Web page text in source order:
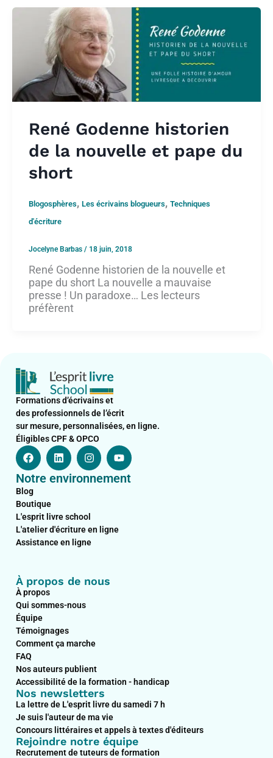
René Godenne historien
de la nouvelle et pape du
short
Blogosphères, Les écrivains blogueurs, Techniques
d'écriture
Jocelyne Barbas / 18 juin, 2018
René Godenne historien de la nouvelle et
pape du short La nouvelle a mauvaise
presse ! Un paradoxe… Les lecteurs
préfèrent
Formations d’écrivains et
des professionnels de l’écrit
sur mesure, personnalisées, en ligne.
Éligibles CPF & OPCO
F
a
c
e
b
o
k
L
i
n
k
n
I
n
s
t
r
a
m
Y
o
u
t
Notre environnement
Blog
Boutique
L'esprit livre school
L'atelier d'écriture en ligne
Assistance en ligne
À propos de nous
À propos
Qui sommes-nous
Équipe
Témoignages
Comment ça marche
FAQ
Nos auteurs publient
Accessibilité de la formation - handicap
Nos newsletters
La lettre de L'esprit livre du samedi 7 h
Je suis l'auteur de ma vie
Concours littéraires et appels à textes d'éditeurs
Rejoindre notre équipe
Recrutement de tuteurs de formation